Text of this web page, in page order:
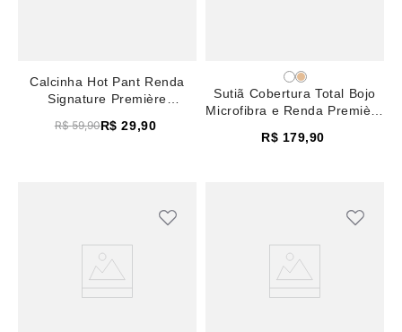
Calcinha Hot Pant Renda
Signature Première
R$ 59,90R$ 29,90
Sutiã Cobertura Total Bojo
Microfibra e Renda Première
R$ 179,90